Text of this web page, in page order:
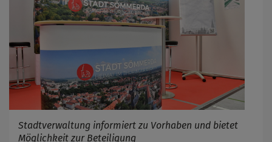
Stadtverwaltung informiert zu Vorhaben und bietet
Möglichkeit zur Beteiligung